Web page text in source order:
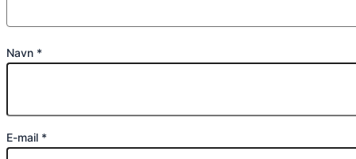
Navn *
E-mail *